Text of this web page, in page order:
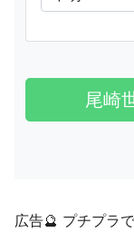
広告🔮 プチプラ